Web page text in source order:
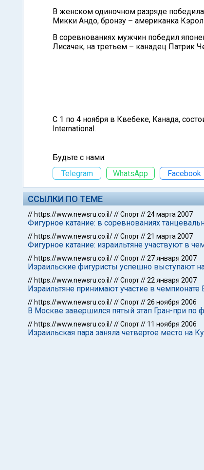
В женском одиночном разряде
Микки Андо, бронзу – американка
В соревнованиях мужчин победил
Лисачек, на третьем – канадец Патрик
С 1 по 4 ноября в Квебеке, Канада,
International.
Будьте с нами:
Telegram
WhatsApp Facebook
ССЫЛКИ ПО ТЕМЕ
// https://www.newsru.co.il///Спорт//24 марта 2007
Фигурное катание: в соревнованиях
// https://www.newsru.co.il///Спорт//21 марта 2007
Фигурное катание: израильтяне участвуют в
// https://www.newsru.co.il///Спорт//27 января 2007
Израильские фигуристы успешно выступают
// https://www.newsru.co.il///Спорт//22 января 2007
Израильтяне принимают участие в
// https://www.newsru.co.il///Спорт//26 ноября 2006
В Москве завершился пятый этап Гран-при по
// https://www.newsru.co.il///Спорт// 11 ноября 2006
Израильская пара заняла четвертое место на